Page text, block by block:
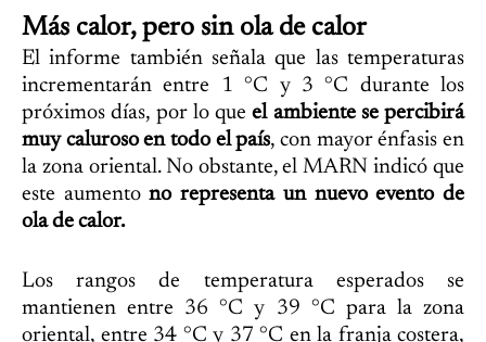
Más calor, pero sin ola de calor
El informe también señala que las temperaturas
incrementarán entre 1 °C y 3 °C durante los
próximos días, por lo queel ambiente se percibirá
muy caluroso en todo el país, con mayor énfasis en
la zona oriental. No obstante, el MARN indicó que
este aumentono representa un nuevo evento de
ola de calor.
Los rangos de temperatura esperados se
mantienen entre 36 °C y 39 °C para la zona
oriental, entre 34 °C y 37 °C en la franja costera,